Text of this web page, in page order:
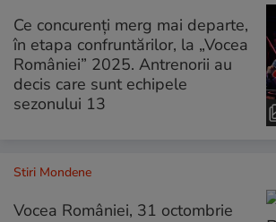
Ce concurenți merg mai departe,
în etapa confruntărilor, la „Vocea
României” 2025. Antrenorii au
decis care sunt echipele
sezonului 13
Stiri Mondene
Vocea României, 31 octombrie